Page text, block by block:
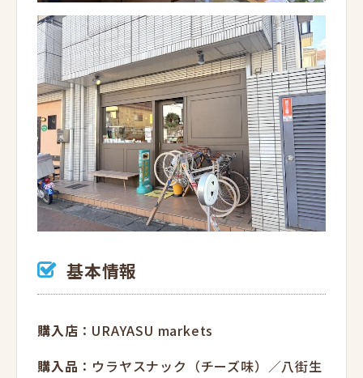
基本情報
購入店 ：URAYASU markets
購入品 ：ウラヤスナック（チーズ味）／八街生